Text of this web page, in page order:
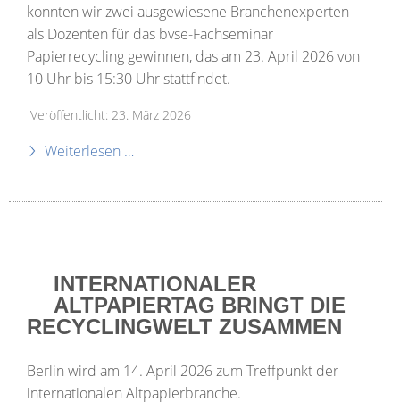
konnten wir zwei ausgewiesene Branchenexperten
als Dozenten für das bvse-Fachseminar
Papierrecycling gewinnen, das am 23. April 2026 von
10 Uhr bis 15:30 Uhr stattfindet.
Veröffentlicht: 23. März 2026
Weiterlesen …
INTERNATIONALER
ALTPAPIERTAG BRINGT DIE
RECYCLINGWELT ZUSAMMEN
Berlin wird am 14. April 2026 zum Treffpunkt der
internationalen Altpapierbranche.